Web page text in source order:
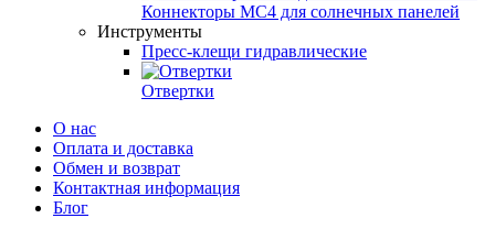
Коннекторы MC4 для солнечных панелей
Инструменты
Пресс-клещи гидравлические
Отвертки
О нас
Оплата и доставка
Обмен и возврат
Контактная информация
Блог